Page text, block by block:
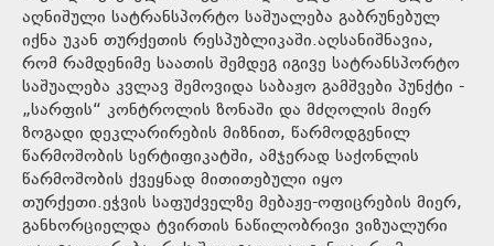
აღნიშული სატრანსპორტო საშუალება გაბრუნებულ
იქნა უკან თურქეთის რესპუბლიკაში.აღსანიშნავია,
რომ რამდენიმე საათის შემდეგ იგივე სატრანსპორტო
საშუალება კვლავ შემოვიდა საბაჟო გამშვები პუნქტი -
„სარფის“ კონტროლის ზონაში და მძღოლის მიერ
ზოგადი დეკლარირების მიზნით, წარმოდგენილ
წარმოშობის სერტიფიკატში, ამჯერად საქონლის
წარმოშობის ქვეყნად მითითებული იყო
თურქეთი.ეჭვის საფუძველზე მებაჟე-ოფიცრების მიერ,
განხორციელდა ტვირთის ნაწილობრივი ვიზუალური